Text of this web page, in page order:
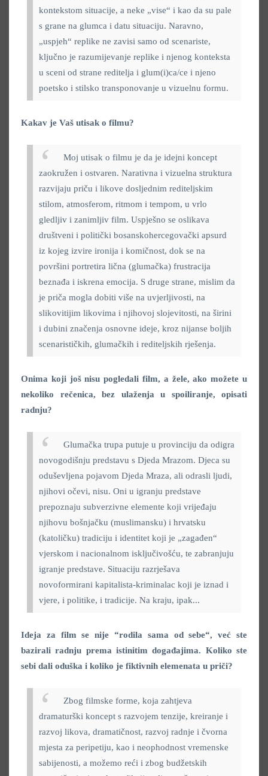
kontekstom situacije, a neke „vise“ i kao da su pale
s grane na glumca i datu situaciju. Naravno,
„uspjeh“ replike ne zavisi samo od scenariste,
ključno je razumijevanje replike i njenog konteksta
u sceni od strane reditelja i glum(i)ca/ce i njeno
poetsko i stilsko transponovanje u vizuelnu formu.
Kakav je Vaš utisak o filmu?
Moj utisak o filmu je da je idejni koncept
zaokružen i ostvaren. Narativna i vizuelna struktura
razvijaju priču i likove dosljednim rediteljskim
stilom, atmosferom, ritmom i tempom, u vrlo
gledljiv i zanimljiv film. Uspješno se oslikava
društveni i politički bosanskohercegovački apsurd
iz kojeg izvire ironija i komičnost, dok se na
površini portretira lična (glumačka) frustracija
beznađa i iskrena emocija. S druge strane, mislim da
je priča mogla dobiti više na uvjerljivosti, na
slikovitijim likovima i njihovoj slojevitosti, na širini
i dubini značenja osnovne ideje, kroz nijanse boljih
scenarističkih, glumačkih i rediteljskih rješenja.
Onima koji još nisu pogledali film, a žele, ako možete u
nekoliko rečenica, bez ulaženja u spoiliranje, opisati
radnju?
Glumačka trupa putuje u provinciju da odigra
novogodišnju predstavu s Djeda Mrazom. Djeca su
oduševljena pojavom Djeda Mraza, ali odrasli ljudi,
njihovi očevi, nisu. Oni u igranju predstave
prepoznaju subverzivne elemente koji vrijeđaju
njihovu bošnjačku (muslimansku) i hrvatsku
(katoličku) tradiciju i identitet koji je „zagađen“
vjerskom i nacionalnom isključivošću, te zabranjuju
igranje predstave. Situaciju razrješava
novoformirani kapitalista-kriminalac koji je iznad i
vjere, i politike, i tradicije. Na kraju, ipak...
Ideja za film se nije “rodila sama od sebe“, već ste
bazirali radnju prema istinitim događajima. Koliko ste
sebi dali oduška i koliko je fiktivnih elemenata u priči?
Zbog filmske forme, koja zahtjeva
dramaturški koncept s razvojem tenzije, kreiranje i
razvoj likova, dramatičnost, razvoj radnje i čvorna
mjesta za peripetiju, kao i neophodnost vremenske
sabijenosti, a možemo reći i zbog budžetskih